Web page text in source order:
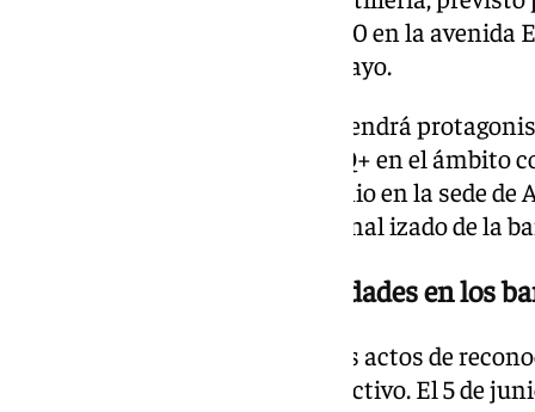
celebración del EsteFest el día 30 en la
Loco Bongo y la actuación de Mayo.
El tejido empresarial también tendrá
corporativo: Diversidad LGTBIQ+ en el ámbito
REDI y prevista para el 11 de junio en la sede
de junio tendrá lugar el tradicional izado de la
Homenajes, cultura y actividades en los
La programación incluirá varios actos de
defensa de los derechos del colectivo. El 5 de